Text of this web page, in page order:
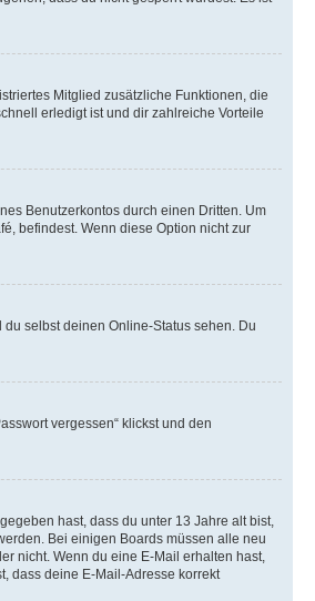
Mitglied zusätzliche Funktionen, die
erledigt ist und dir zahlreiche Vorteile
Benutzerkontos durch einen Dritten. Um
befindest. Wenn diese Option nicht zur
selbst deinen Online-Status sehen. Du
vergessen“ klickst und den
hast, dass du unter 13 Jahre alt bist,
Bei einigen Boards müssen alle neu
nicht. Wenn du eine E-Mail erhalten hast,
dass deine E-Mail-Adresse korrekt